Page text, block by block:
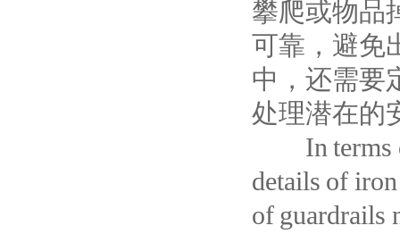
攀爬或物品
可靠，避免
中，还需要
处理潜在的
In terms of
details of
of guardrails